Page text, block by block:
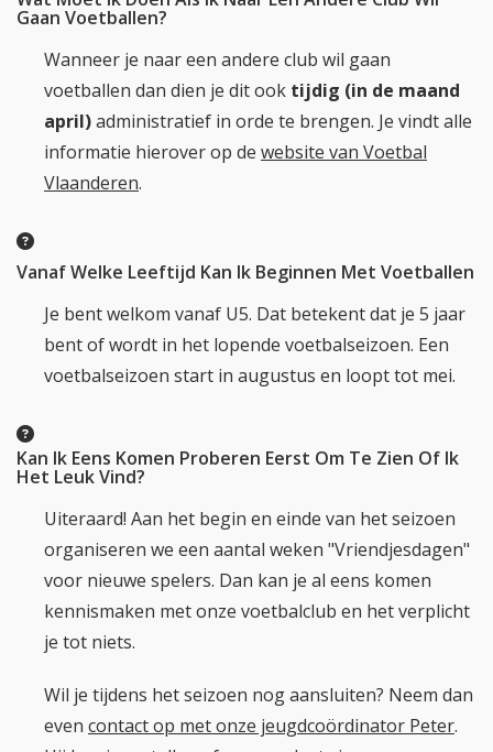
Gaan Voetballen?
Wanneer je naar een andere club wil gaan
voetballen dan dien je dit ook tijdig (in de maand
april)administratief in orde te brengen. Je vindt alle
informatie hierover op de website van Voetbal
Vlaanderen.
Vanaf Welke Leeftijd Kan Ik Beginnen Met Voetballen
Je bent welkom vanaf U5. Dat betekent dat je 5 jaar
bent of wordt in het lopende voetbalseizoen. Een
voetbalseizoen start in augustus en loopt tot mei.
Kan Ik Eens Komen Proberen Eerst Om Te Zien Of Ik
Het Leuk Vind?
Uiteraard! Aan het begin en einde van het seizoen
organiseren we een aantal weken "Vriendjesdagen"
voor nieuwe spelers. Dan kan je al eens komen
kennismaken met onze voetbalclub en het verplicht
je tot niets.
Wil je tijdens het seizoen nog aansluiten? Neem dan
even contact op met onze jeugdcoördinator Peter.